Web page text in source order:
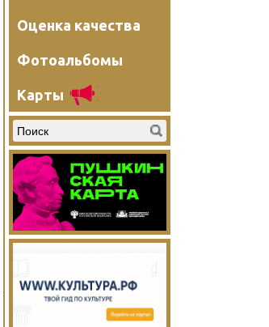
Оценка качества
Фотоальбомы
Карты